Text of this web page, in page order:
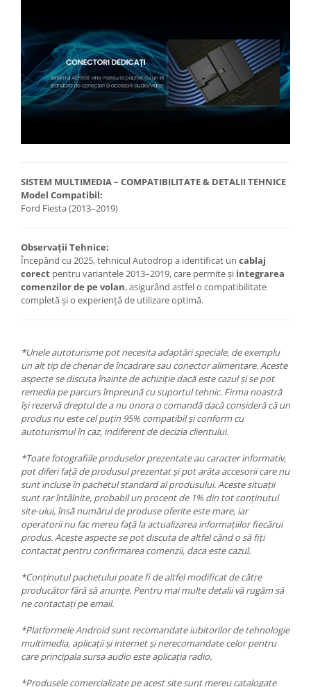
SISTEM MULTIMEDIA – COMPATIBILITATE & DETALII TEHNICE
Model Compatibil:
Ford Fiesta (2013–2019)
Observații Tehnice:
Începând cu 2025, tehnicul Autodrop a identificat un cablaj
corect pentru variantele 2013–2019, care permite și integrarea
comenzilor de pe volan, asigurând astfel o compatibilitate
completă și o experiență de utilizare optimă.
*Unele autoturisme pot necesita adaptări speciale, de exemplu
un alt tip de chenar de încadrare sau conector alimentare. Aceste
aspecte se discuta înainte de achiziție dacă este cazul și se pot
remedia pe parcurs împreună cu suportul tehnic. Firma noastră
își rezervă dreptul de a nu onora o comandă dacă consideră că un
produs nu este cel puțin 95% compatibil și conform cu
autoturismul în caz, indiferent de decizia clientului.
*Toate fotografiile produselor prezentate au caracter informativ,
pot diferi față de produsul prezentat și pot arăta accesorii care nu
sunt incluse în pachetul standard al produsului. Aceste situații
sunt rar întâlnite, probabil un procent de 1% din tot conținutul
site-ului, însă numărul de produse oferite este mare, iar
operatorii nu fac mereu față la actualizarea informațiilor fiecărui
produs. Aceste aspecte se pot discuta de altfel când o să fiți
contactat pentru confirmarea comenzii, daca este cazul.
*Conținutul pachetului poate fi de altfel modificat de către
producător fără să anunțe. Pentru mai multe detalii vă rugăm să
ne contactați pe email.
*Platformele Android sunt recomandate iubitorilor de tehnologie
multimedia, aplicații și internet și nerecomandate celor pentru
care principala sursa audio este aplicația radio.
*Produsele comercializate pe acest site sunt mereu catalogate